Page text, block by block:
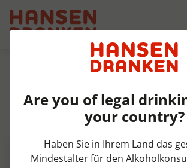
Produkt Detail
Lipton Green Zero pet
Are you of legal
your country?
Haben Sie in Ihrem Land das
Mindestalter für den